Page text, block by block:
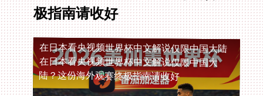
极指南请收好
在日本看央视频世界杯中文解说仅限中国大陆
在日本看央视频世界杯中文解说仅限中国大
陆？这份海外观赛终极指南请收好